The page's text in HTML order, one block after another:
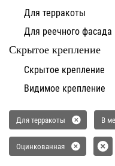
Для терракоты
Для реечного фасада
Скрытое крепление
Скрытое крепление
Видимое крепление
Для терракоты В
Оцинкованная